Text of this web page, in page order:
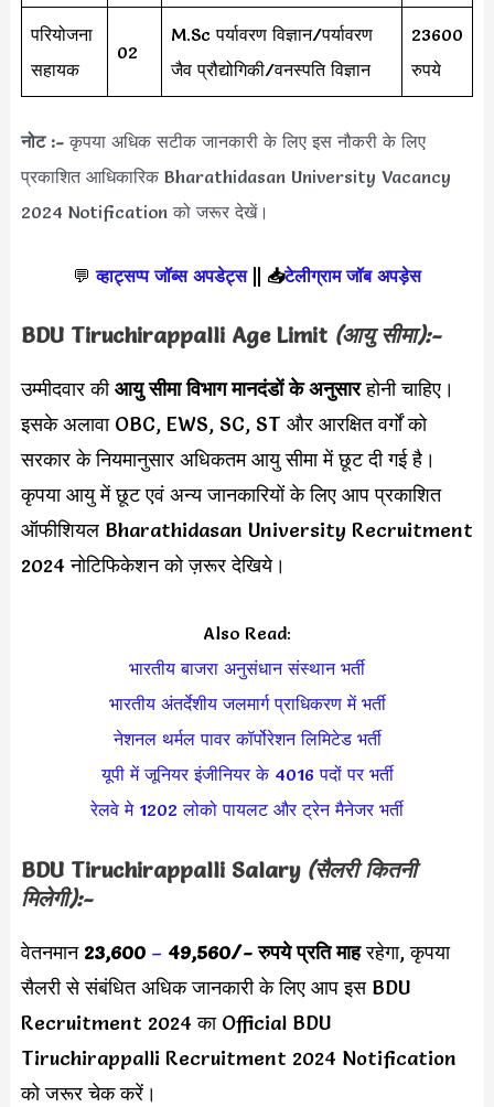
परियोजना
सहायक
02
M.Sc पर्यावरण विज्ञान/पर्यावरण
जैव प्रौद्योगिकी/वनस्पति विज्ञान
23600
रुपये
नोट :-कृपया अधिक सटीक जानकारी के लिए इस नौकरी के लिए
प्रकाशित आधिकारिक Bharathidasan University Vacancy
2024 Notification को जरूर देखें।
💬 व्हाट्सप्प जॉब्स अपडेट्स|| 📥टेलीग्राम जॉब अपड़ेस
BDU Tiruchirappalli Age Limit (आयु सीमा):-
उम्मीदवार कीआयु सीमा विभाग मानदंडों के अनुसारहोनी चाहिए।
इसके अलावा OBC, EWS, SC, ST और आरक्षित वर्गों को
सरकार के नियमानुसार अधिकतम आयु सीमा में छूट दी गई है।
कृपया आयु में छूट एवं अन्य जानकारियों के लिए आप प्रकाशित
ऑफीशियल Bharathidasan University Recruitment
2024 नोटिफिकेशन को ज़रूर देखिये।
Also Read:
भारतीय बाजरा अनुसंधान संस्थान भर्ती
भारतीय अंतर्देशीय जलमार्ग प्राधिकरण में भर्ती
नेशनल थर्मल पावर कॉर्पोरेशन लिमिटेड भर्ती
यूपी में जूनियर इंजीनियर के 4016 पदों पर भर्ती
रेलवे मे 1202 लोको पायलट और ट्रेन मैनेजर भर्ती
BDU Tiruchirappalli Salary (सैलरी कितनी
मिलेगी):-
वेतनमान 23,600 – 49,560/- रुपये प्रति माहरहेगा, कृपया
सैलरी से संबंधित अधिक जानकारी के लिए आप इस BDU
Recruitment 2024 का Official BDU
Tiruchirappalli Recruitment 2024 Notification
को जरूर चेक करें।